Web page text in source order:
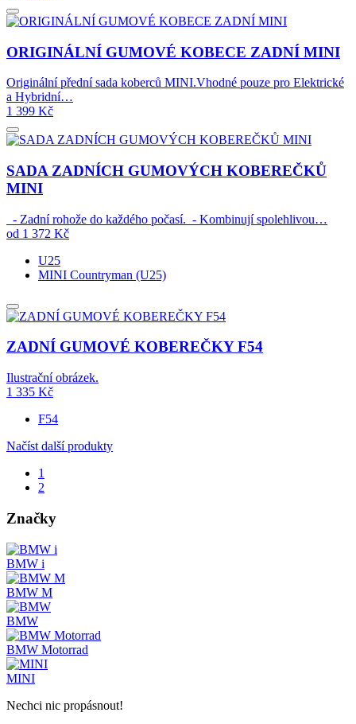
ORIGINÁLNÍ GUMOVÉ KOBECE ZADNÍ MINI
Originální přední sada koberců MINI.Vhodné pouze pro Elektrické
a Hybridní…
1 399 Kč
SADA ZADNÍCH GUMOVÝCH KOBEREČKŮ
MINI
- Zadní rohože do každého počasí. - Kombinují spolehlivou…
od 1 372 Kč
U25
MINI Countryman (U25)
ZADNÍ GUMOVÉ KOBEREČKY F54
Ilustrační obrázek.
1 335 Kč
F54
Načíst další produkty
1
2
Značky
BMW i
BMW M
BMW
BMW Motorrad
MINI
Nechci nic propásnout!